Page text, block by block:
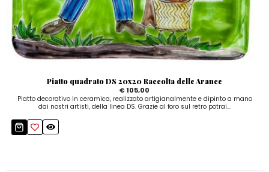
Piatto quadrato DS 20x20 Raccolta delle Arance
€ 105,00
Piatto decorativo in ceramica, realizzato artigianalmente e dipinto a mano
dai nostri artisti, della linea DS. Grazie al foro sul retro potrai...